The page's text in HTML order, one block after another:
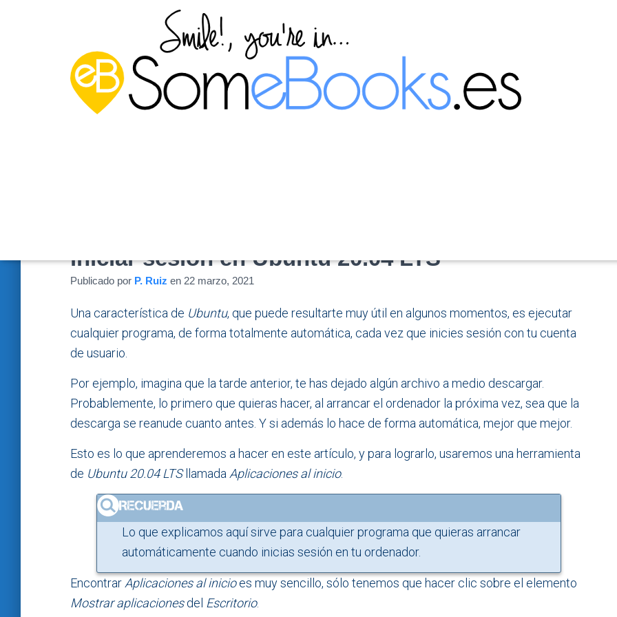
iniciar sesión en Ubuntu 20.04 LTS
Publicado por P. Ruiz en 22 marzo, 2021
Una característica de Ubuntu, que puede resultarte muy útil en algunos momentos, es ejecutar
cualquier programa, de forma totalmente automática, cada vez que inicies sesión con tu cuenta
de usuario.
Por ejemplo, imagina que la tarde anterior, te has dejado algún archivo a medio descargar.
Probablemente, lo primero que quieras hacer, al arrancar el ordenador la próxima vez, sea que la
descarga se reanude cuanto antes. Y si además lo hace de forma automática, mejor que mejor.
Esto es lo que aprenderemos a hacer en este artículo, y para lograrlo, usaremos una herramienta
de Ubuntu 20.04 LTSllamada Aplicaciones al inicio.
Lo que explicamos aquí sirve para cualquier programa que quieras arrancar
automáticamente cuando inicias sesión en tu ordenador.
Encontrar Aplicaciones al inicioes muy sencillo, sólo tenemos que hacer clic sobre el elemento
Mostrar aplicacionesdel Escritorio.